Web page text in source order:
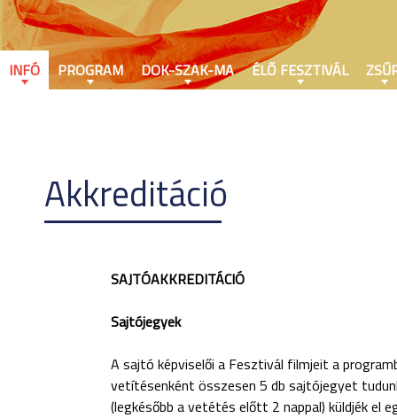
Akkreditáció
SAJTÓAKKREDITÁCIÓ
Sajtójegyek
A sajtó képviselői a Fesztivál filmjeit a
vetítésenként összesen 5 db sajtójegyet
(legkésőbb a vetétés előtt 2 nappal) küldjék el
INFÓ PROGRAM DOK-SZAK-MA ÉLŐ FESZTIVÁL